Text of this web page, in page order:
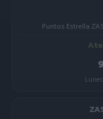
Puntos Estrella ZAS